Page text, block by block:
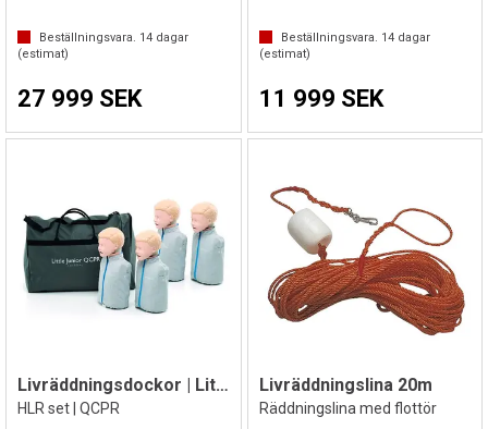
Beställningsvara. 14 dagar
(estimat)
27 999 SEK
Beställningsvara. 14dagar
(estimat)
11 999 SEK
Livräddningsdockor | Little Junior 4st.
HLR set | QCPR
Livräddningslina 20m
Räddningslina med flottör